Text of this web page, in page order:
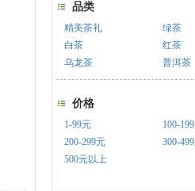
品类
精美茶礼
绿茶
白茶
红茶
乌龙茶
普洱茶
价格
1-99元
100-
200-299元
300-
500元以上